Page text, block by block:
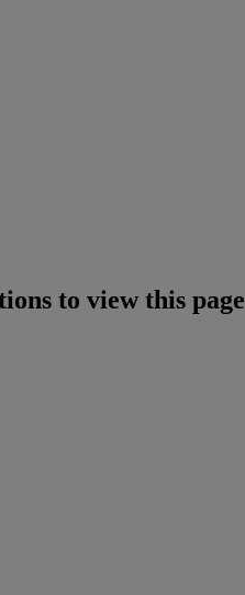
to view this page